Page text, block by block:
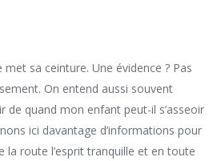
sa ceinture. Une évidence ? Pas
On entend aussi souvent
de quand mon enfant peut-il s’asseoir
ici davantage d’informations pour
la route l’esprit tranquille et en toute